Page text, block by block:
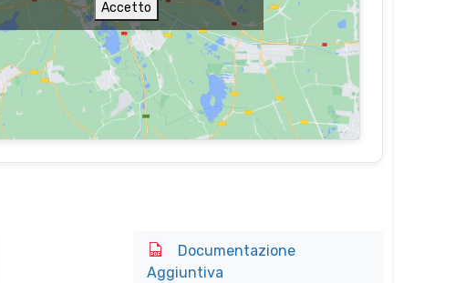
Accetto
Documentazione
Aggiuntiva